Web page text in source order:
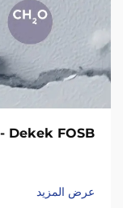
Dekek FOSB - عبير الطبيعة، خيار الجودة
عرض المزيد